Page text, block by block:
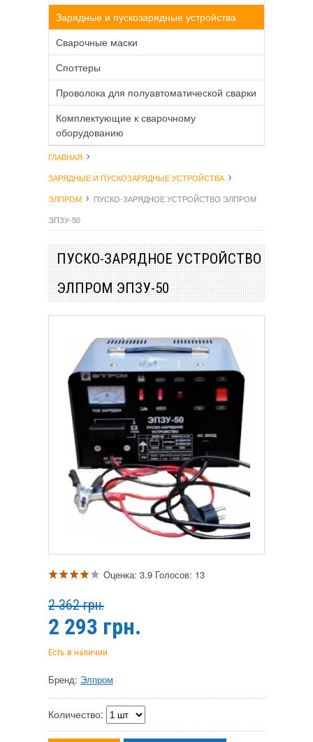
Зарядные и пускозарядные устройства
Сварочные маски
Споттеры
Проволока для полуавтоматической сварки
Комплектующие к сварочному
оборудованию
ГЛАВНАЯ
ЗАРЯДНЫЕ И ПУСКОЗАРЯДНЫЕ УСТРОЙСТВА
ЭЛПРОМ
ПУСКО-ЗАРЯДНОЕ УСТРОЙСТВО ЭЛПРОМ
ЭПЗУ-50
ПУСКО-ЗАРЯДНОЕ УСТРОЙСТВО
ЭЛПРОМ ЭПЗУ-50
Оценка: 3.9 Голосов: 13
2 362 грн.
2 293 грн.
Есть в наличии
Бренд: Элпром
Количество: